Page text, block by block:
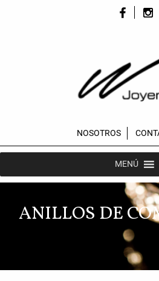
NOSOTROS
MENÚ
ANILLOS DE